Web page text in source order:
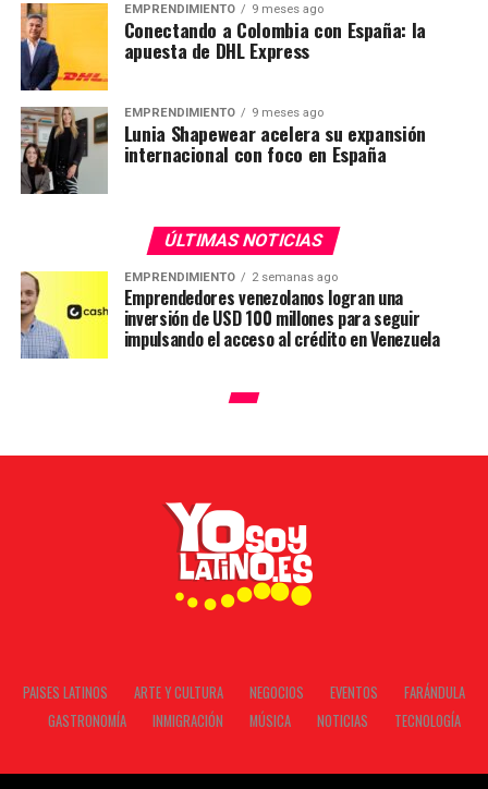
EMPRENDIMIENTO 9 meses ago
Conectando a Colombia con España: la
apuesta de DHL Express
EMPRENDIMIENTO 9 meses ago
Lunia Shapewear acelera su expansión
internacional con foco en España
ÚLTIMAS NOTICIAS
EMPRENDIMIENTO 2 semanas ago
Emprendedores venezolanos logran una
inversión de USD 100 millones para seguir
impulsando el acceso al crédito en Venezuela
PAISES LATINOS ARTE Y CULTURA NEGOCIOS EVENTOS
FARÁNDULA
GASTRONOMÍA
INMIGRACIÓN MÚSICA NOTICIAS TECNOLOGÍA